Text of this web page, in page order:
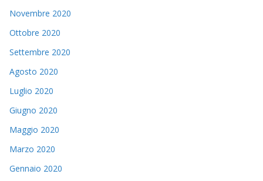
Novembre 2020
Ottobre 2020
Settembre 2020
Agosto 2020
Luglio 2020
Giugno 2020
Maggio 2020
Marzo 2020
Gennaio 2020